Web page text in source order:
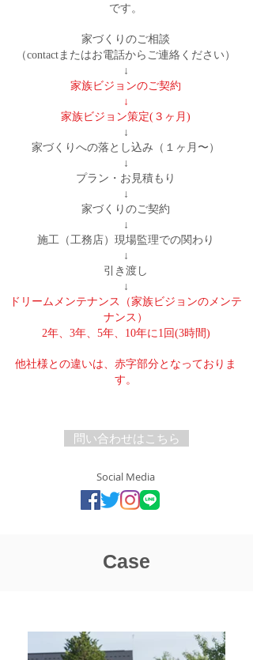
です。
家づくりのご相談
（contactまたはお電話からご連絡ください）
↓
家族ビジョンのご契約
↓
家族ビジョン策定(３ヶ月)
↓
家づくりへの落とし込み（１ヶ月〜）
↓
プラン・お見積もり
↓
家づくりのご契約
↓
施工（工務店）現場監理での関わり
↓
引き渡し
↓
ドリームメンテナンス（家族ビジョンのメンテ
ナンス）
2年、3年、5年、10年に1回(3時間)
他社様との違いは、赤字部分となっておりま
す。
問い合わせはこちら
Social Media
Case